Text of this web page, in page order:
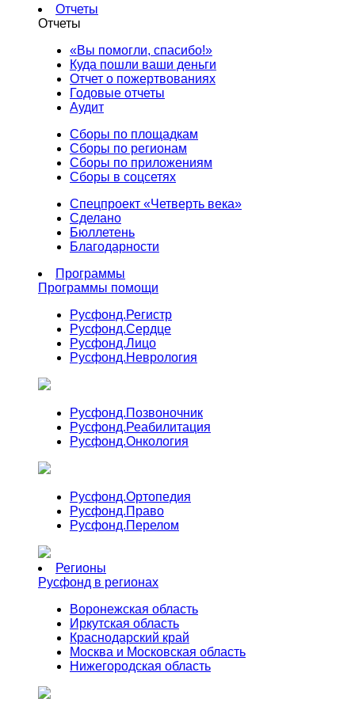
Отчеты
Отчеты
«Вы помогли, спасибо!»
Куда пошли ваши деньги
Отчет о пожертвованиях
Годовые отчеты
Аудит
Сборы по площадкам
Сборы по регионам
Сборы по приложениям
Сборы в соцсетях
Спецпроект «Четверть века»
Сделано
Бюллетень
Благодарности
Программы
Программы помощи
Русфонд.Регистр
Русфонд.Сердце
Русфонд.Лицо
Русфонд.Неврология
Русфонд.Позвоночник
Русфонд.Реабилитация
Русфонд.Онкология
Русфонд.Ортопедия
Русфонд.Право
Русфонд.Перелом
Регионы
Русфонд в регионах
Воронежская область
Иркутская область
Краснодарский край
Москва и Московская область
Нижегородская область